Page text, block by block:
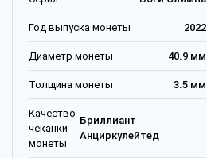
Год выпуска монеты 2022
Диаметр монеты 40.9 мм
Толщина монеты 3.5 мм
Качество
чеканки
монеты
Бриллиант
Анциркулейтед